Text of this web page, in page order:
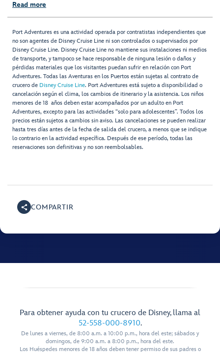
Read more
Port Adventures es una actividad operada por contratistas independientes que
no son agentes de Disney Cruise Line ni son controlados o supervisados por
Disney Cruise Line. Disney Cruise Line no mantiene sus instalaciones ni medios
de transporte, y tampoco se hace responsable de ninguna lesión o daños y
pérdidas materiales que los visitantes puedan sufrir en relación con Port
Adventures. Todas las Aventuras en los Puertos están sujetas al contrato de
crucero de Disney Cruise Line. Port Adventures está sujeto a disponibilidad o
cancelación según el clima, los cambios de itinerario y la asistencia. Los niños
menores de 18 años deben estar acompañados por un adulto en Port
Adventures, excepto para las actividades “solo para adolescentes”. Todos los
precios están sujetos a cambios sin aviso. Las cancelaciones se pueden realizar
hasta tres días antes de la fecha de salida del crucero, a menos que se indique
lo contrario en la actividad específica. Después de ese período, todas las
reservaciones son definitivas y no son reembolsables.
COMPARTIR
Para obtener ayuda con tu crucero de Disney, llama al
52-558-000-8910.
De lunes a viernes, de 8:00 a.m. a 10:00 p.m., hora del este; sábados y
domingos, de 9:00 a.m. a 8:00 p.m., hora del este.
Los Huéspedes menores de 18 años deben tener permiso de sus padres o